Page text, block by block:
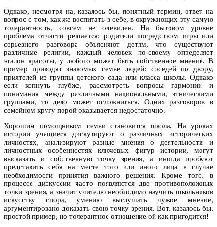
Однако, несмотря на, казалось бы, понятный термин, ответ на
вопрос о том, как же воспитать в себе, в окружающих эту самую
толерантность, совсем не очевиден. На бытовом уровне
проблема отчасти решается: родители посредством игры или
серьезного разговора объясняют детям, что существуют
различные религии, каждый человек по-своему определяет
эталон красоты, у любого может быть собственное мнение. В
пример приводят знакомых семье людей: соседей по двору,
приятелей из группы детского сада или класса школы. Однако
если копнуть глубже, рассмотреть вопросы гармонии и
понимания между различными национальными, этническими
группами, то дело может осложниться. Одних разговоров в
семейном кругу порой оказывается недостаточно.
Хорошим помощником семьи становится школа. На уроках
истории учащиеся дискутируют о различных исторических
личностях, анализируют разные мнения о деятельности и
личностных особенностях ключевых фигур истории, могут
высказать и собственную точку зрения, а иногда пробуют
представить себя на месте того или иного лица в случае
необходимости принятия важного решения. Кроме того, в
процессе дискуссии часто появляются две противоположных
точки зрения, а значит учителю необходимо научить школьников
искусству спора, умению выслушать чужое мнение,
аргументировано доказать свою точку зрения. Вот, казалось бы,
простой пример, но толерантное отношение ой как пригодится!